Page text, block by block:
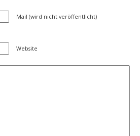
Mail (wird nicht veröffentlicht)
Website